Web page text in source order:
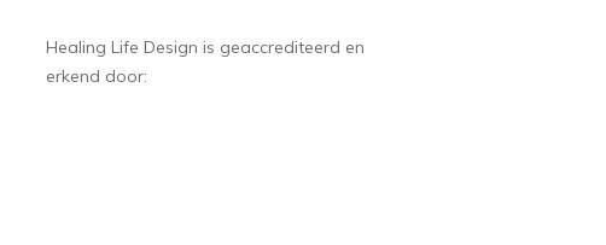
Healing Life Design is geaccrediteerd en
erkend door: